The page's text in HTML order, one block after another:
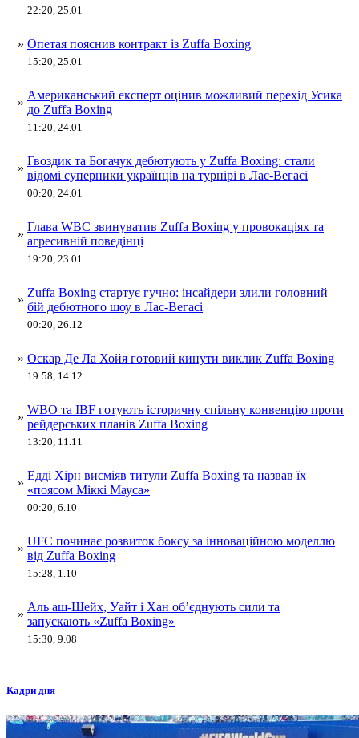
22:20, 25.01
» Опетая пояснив контракт із Zuffa Boxing
15:20, 25.01
»
Американський експерт оцінив можливий перехід Усика
до Zuffa Boxing
11:20, 24.01
»
Гвоздик та Богачук дебютують у Zuffa Boxing: стали
відомі суперники українців на турнірі в Лас-Вегасі
00:20, 24.01
»
Глава WBC звинуватив Zuffa Boxing у провокаціях та
агресивній поведінці
19:20, 23.01
»
Zuffa Boxing стартує гучно: інсайдери злили головний
бій дебютного шоу в Лас-Вегасі
00:20, 26.12
» Оскар Де Ла Хойя готовий кинути виклик Zuffa Boxing
19:58, 14.12
»
WBO та IBF готують історичну спільну конвенцію проти
рейдерських планів Zuffa Boxing
13:20, 11.11
»
Едді Хірн висміяв титули Zuffa Boxing та назвав їх
«поясом Міккі Мауса»
00:20, 6.10
»
UFC починає розвиток боксу за інноваційною моделлю
від Zuffa Boxing
15:28, 1.10
»
Аль аш-Шейх, Уайт і Хан об’єднують сили та
запускають «Zuffa Boxing»
15:30, 9.08
Кадри дня